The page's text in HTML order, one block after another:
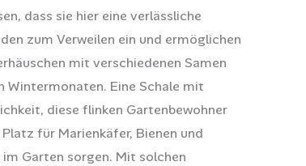
dass sie hier eine verlässliche
zum Verweilen ein und ermöglichen
mit verschiedenen Samen
Wintermonaten. Eine Schale mit
diese flinken Gartenbewohner
für Marienkäfer, Bienen und
Garten sorgen. Mit solchen